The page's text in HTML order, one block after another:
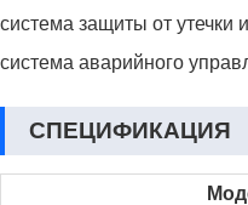
система защиты от утечки
система аварийного
СПЕЦИФИКАЦИЯ